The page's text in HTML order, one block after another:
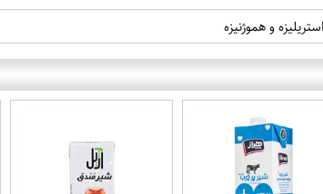
استریلیزه و هموژنیزه